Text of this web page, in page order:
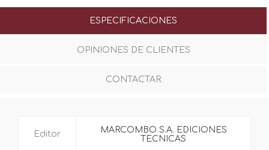
ESPECIFICACIONES
OPINIONES DE CLIENTES
CONTACTAR
Editor
MARCOMBO S.A. EDICIONES
TECNICAS